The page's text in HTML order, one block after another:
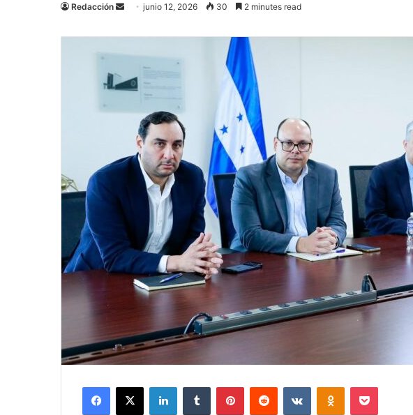
Redacción
Send
email
junio 12, 2026 30 2 minutes read
Facebook
X LinkedInTumblr PinterestReddit VKontakteOdnoklassniki
Pocket